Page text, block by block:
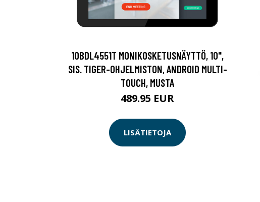
10BDL4551T MONIKOSKETUSNÄYTTÖ, 10",
SIS. TIGER-OHJELMISTON, ANDROID MULTI-
TOUCH, MUSTA
489.95 EUR
LISÄTIETOJA